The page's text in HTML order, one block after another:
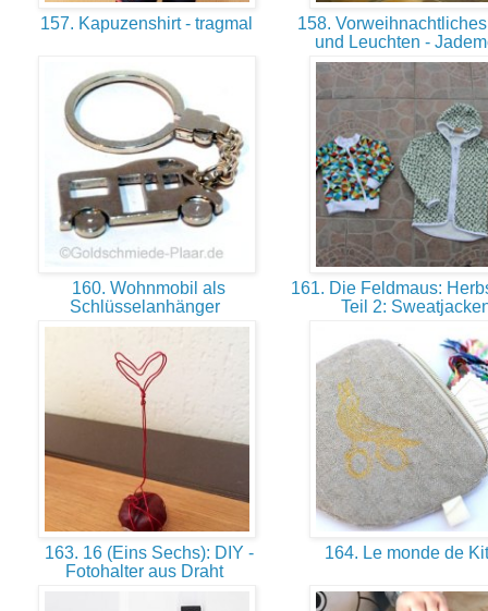
157. Kapuzenshirt - tragmal
158.
und Leuchten -
160. Wohnmobil als
Schlüsselanhänger
161. Die Feldmaus:
Teil 2:
163. 16 (Eins Sechs): DIY -
Fotohalter aus Draht
164. Le monde de